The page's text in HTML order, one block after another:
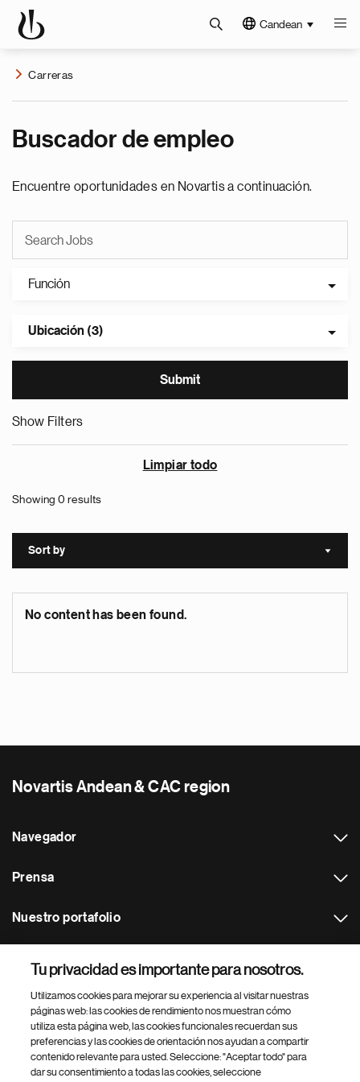
Candean
Carreras
Buscador de empleo
Encuentre oportunidades en Novartis a continuación.
Función
Ubicación (3)
Show Filters
Limpiar todo
Showing 0 results
Sort by Sort
No content has been found.
Novartis Andean & CAC region
Navegador
Prensa
Nuestro portafolio
Footer Site Search
Tu privacidad es importante para nosotros.
Utilizamos cookies para mejorar su experiencia al visitar nuestras
páginas web: las cookies de rendimiento nos muestran cómo
utiliza esta página web, las cookies funcionales recuerdan sus
preferencias y las cookies de orientación nos ayudan a compartir
contenido relevante para usted. Seleccione: "Aceptar todo" para
dar su consentimiento a todas las cookies, seleccione